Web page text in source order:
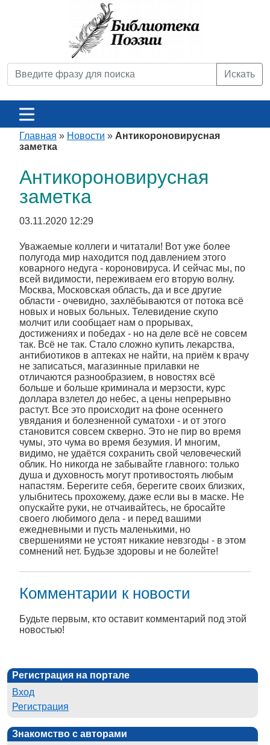
Искать
Главная » Новости » Антикороновирусная
заметка
Антикороновирусная
заметка
03.11.2020 12:29
Уважаемые коллеги и читатали! Вот уже более
полугода мир находится под давлением этого
коварного недуга - короновируса. И сейчас мы, по
всей видимости, переживаем его вторую волну.
Москва, Московская область, да и все другие
области - очевидно, захлёбываются от потока всё
новых и новых больных. Телевидение скупо
молчит или сообщает нам о прорывах,
достижениях и победах - но на деле всё не совсем
так. Всё не так. Стало сложно купить лекарства,
антибиотиков в аптеках не найти, на приём к врачу
не записаться, магазинные прилавки не
отличаются разнообразием, в новостях всё
больше и больше криминала и мерзости, курс
доллара взлетел до небес, а цены непрерывно
растут. Все это происходит на фоне осеннего
увядания и болезненной суматохи - и от этого
становится совсем скверно. Это не пир во время
чумы, это чума во время безумия. И многим,
видимо, не удаётся сохранить свой человеческий
облик. Но никогда не забывайте главного: только
душа и духовность могут противостоять любым
напастям. Берегите себя, берегите своих близких,
улыбнитесь прохожему, даже если вы в маске. Не
опускайте руки, не отчаивайтесь, не бросайте
своего любимого дела - и перед вашими
ежедневными и пусть маленькими, но
свершениями не устоят никакие невзгоды - в этом
сомнений нет. Будьзе здоровы и не болейте!
Комментарии к новости
Будьте первым, кто оставит комментарий под этой
новостью!
Регистрация на портале
Вход
Регистрация
Знакомство с авторами